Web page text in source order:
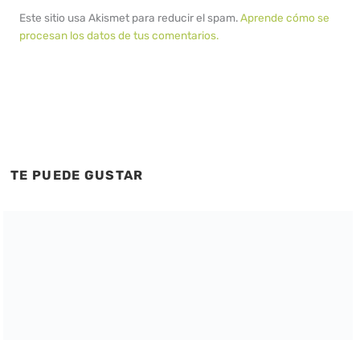
Este sitio usa Akismet para reducir el spam.Aprende cómo se
procesan los datos de tus comentarios.
TE PUEDE GUSTAR